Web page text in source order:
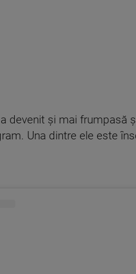
devenit și mai frumpasă
Una dintre ele este